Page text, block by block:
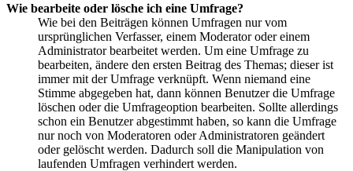
Wie bearbeite oder lösche ich eine Umfrage?
Wie bei den Beiträgen können Umfragen nur vom
ursprünglichen Verfasser, einem Moderator oder einem
Administrator bearbeitet werden. Um eine Umfrage zu
bearbeiten, ändere den ersten Beitrag des Themas; dieser ist
immer mit der Umfrage verknüpft. Wenn niemand eine
Stimme abgegeben hat, dann können Benutzer die Umfrage
löschen oder die Umfrageoption bearbeiten. Sollte allerdings
schon ein Benutzer abgestimmt haben, so kann die Umfrage
nur noch von Moderatoren oder Administratoren geändert
oder gelöscht werden. Dadurch soll die Manipulation von
laufenden Umfragen verhindert werden.